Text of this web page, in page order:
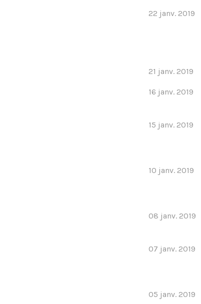
22 janv. 2019
21 janv. 2019
16 janv. 2019
15 janv. 2019
10 janv. 2019
08 janv. 2019
07 janv. 2019
05 janv. 2019